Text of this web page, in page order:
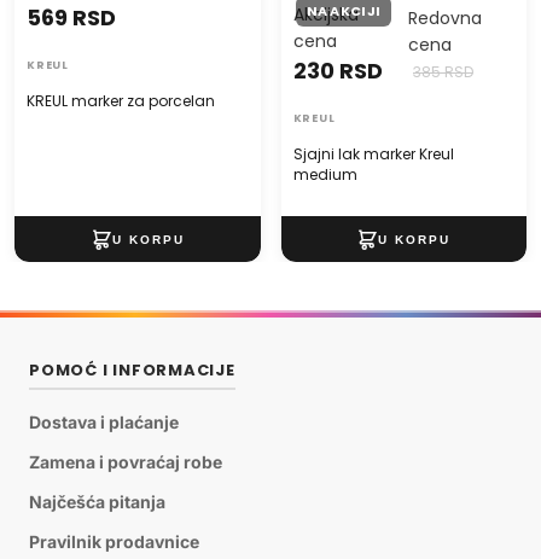
KREUL marker za porcelan
569 RSD
KREUL
NA AKCIJI
Sjajni lak marker Kreul
medium
Akcijska
cena
230 RSD
Redovna
cena
385 RSD
KREUL
POMOĆ I INFORMACIJE
Dostava i plaćanje
Zamena i povraćaj robe
Najčešća pitanja
Pravilnik prodavnice